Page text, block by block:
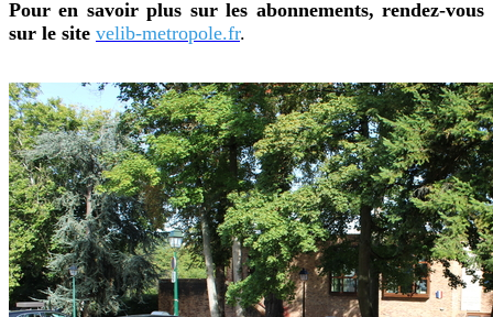
Pour en savoir plus sur les abonnements, rendez-vous
sur le site velib-metropole.fr.